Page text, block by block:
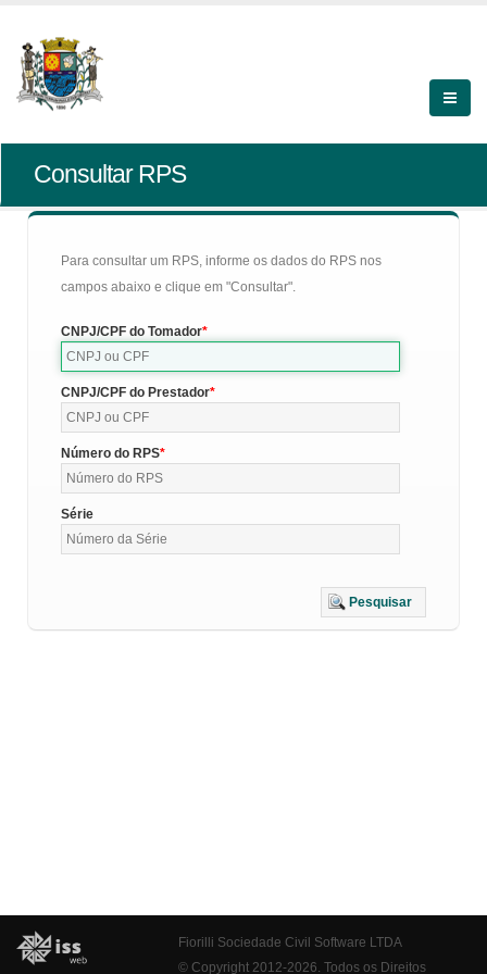
Consultar RPS
Para consultar um RPS, informe os dados do RPS nos
campos abaixo e clique em "Consultar".
CNPJ/CPF do Tomador
CNPJ/CPF do Prestador
Número do RPS
Série
Pesquisar
Fiorilli Sociedade Civil Software LTDA
© Copyright 2012-2026. Todos os Direitos